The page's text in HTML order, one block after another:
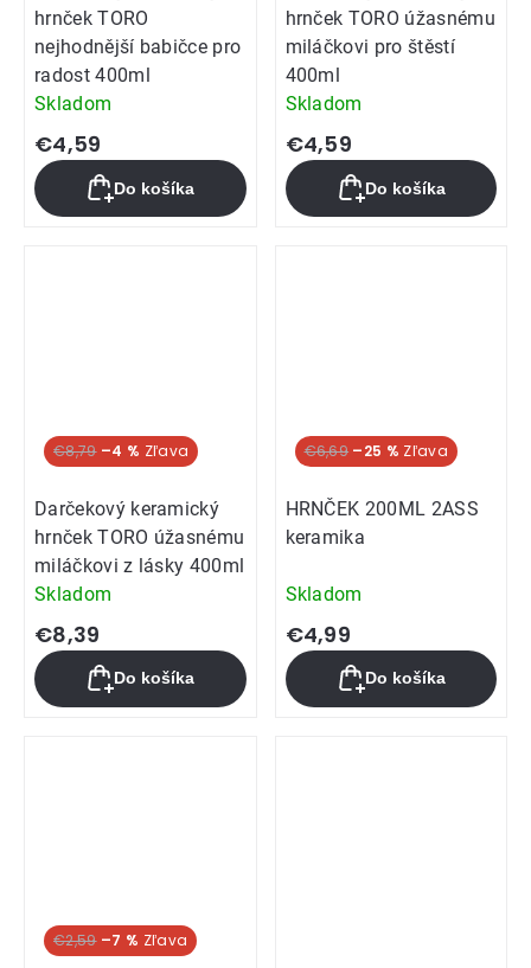
hrnček TORO
nejhodnější babičce pro
radost 400ml
Skladom
€4,59
Do košíka
hrnček TORO úžasnému
miláčkovi pro štěstí
400ml
Skladom
€4,59
Do košíka
€8,79 –4 %
Darčekový keramický
hrnček TORO úžasnému
miláčkovi z lásky 400ml
Skladom
€8,39
Do košíka
€6,69 –25 %
HRNČEK 200ML 2ASS
keramika
Skladom
€4,99
Do košíka
€2,59 –7 %